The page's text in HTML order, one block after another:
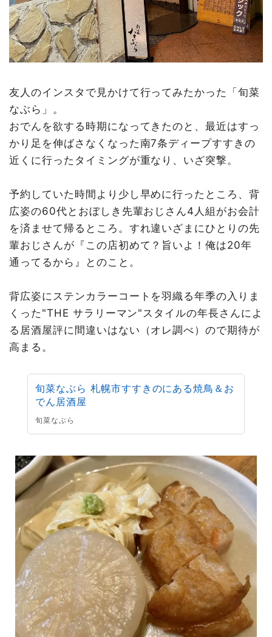
友人のインスタで見かけて行ってみたかった「旬菜
なぶら」。
おでんを欲する時期になってきたのと、最近はすっ
かり足を伸ばさなくなった南7条ディープすすきの
近くに行ったタイミングが重なり、いざ突撃。
予約していた時間より少し早めに行ったところ、背
広姿の60代とおぼしき先輩おじさん4人組がお会計
を済ませて帰るところ。すれ違いざまにひとりの先
輩おじさんが『この店初めて？旨いよ！俺は20年
通ってるから』とのこと。
背広姿にステンカラーコートを羽織る年季の入りま
くった"THE サラリーマン"スタイルの年長さんによ
る居酒屋評に間違いはない（オレ調べ）ので期待が
高まる。
旬菜なぶら 札幌市すすきのにある焼鳥＆お
でん居酒屋
旬菜なぶら